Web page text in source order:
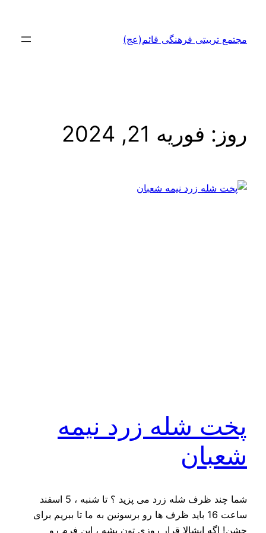
محتوامجتمع تربیتی فرهنگی قائم(عج)
روز: فوریه 21, 2024
پخت شله زرد نیمه
شعبان
شما چند ظرف شله زرد می پزید ؟ تا شنبه ، 5 اسفند
ساعت 16 باید ظرف ها رو برسونین به ما تا ببریم برای
جشن! اگه ایشالا قرار روزی تون بشه ، این فرم رو